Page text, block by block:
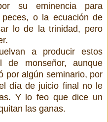
su eminencia para
o la ecuación de
lo de la trinidad, pero
a producir estos
de monseñor, aunque
por algún seminario, por
día de juicio final no le
Y lo feo que dice un
las ganas.